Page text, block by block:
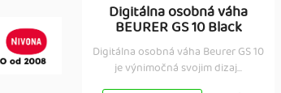
Digitálna osobná váha
BEURER GS 10 Black
Digitálna osobná váha Beurer GS 10
je výnimočná svojim dizaj...